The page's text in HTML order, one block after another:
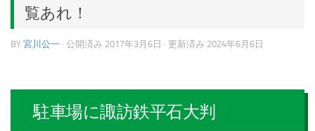
覧あれ！
BY 宮川公一 · 公開済み 2017年3月6日 · 更新済み 2024年6月6日
駐車場に諏訪鉄平石大判